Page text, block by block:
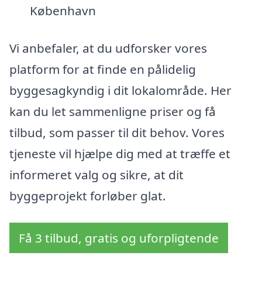
København
Vi anbefaler, at du udforsker vores
platform for at finde en pålidelig
byggesagkyndig i dit lokalområde. Her
kan du let sammenligne priser og få
tilbud, som passer til dit behov. Vores
tjeneste vil hjælpe dig med at træffe et
informeret valg og sikre, at dit
byggeprojekt forløber glat.
Få 3 tilbud, gratis og uforpligtende